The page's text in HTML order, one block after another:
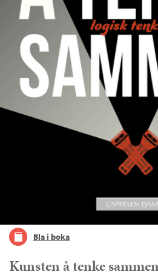
Bla i boka
Kunsten å tenke